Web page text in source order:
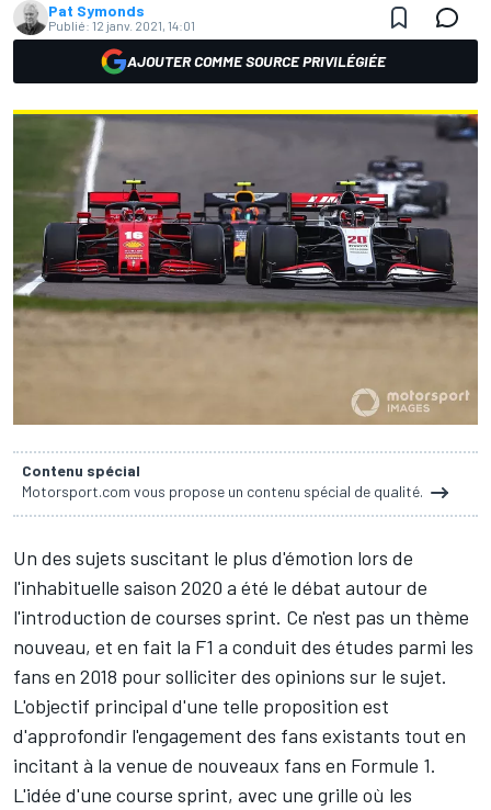
Pat Symonds
Publié: 12 janv. 2021, 14:01
AJOUTER COMME SOURCE PRIVILÉGIÉE
Contenu spécial
Motorsport.com vous propose un contenu spécial de qualité.
Un des sujets suscitant le plus d'émotion lors de
l'inhabituelle saison 2020 a été le débat autour de
l'introduction de courses sprint. Ce n'est pas un thème
nouveau, et en fait la F1 a conduit des études parmi les
fans en 2018 pour solliciter des opinions sur le sujet.
L'objectif principal d'une telle proposition est
d'approfondir l'engagement des fans existants tout en
incitant à la venue de nouveaux fans en Formule 1.
L'idée d'une course sprint, avec une grille où les